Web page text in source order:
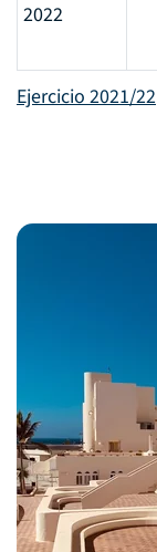
2022
Ejercicio 2021/22